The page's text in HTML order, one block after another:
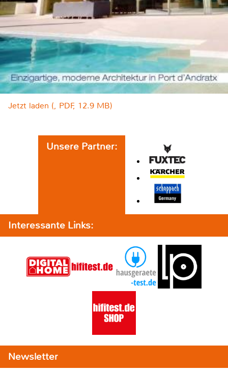
Jetzt laden (, PDF, 12.9 MB)
Unsere Partner:
Interessante Links:
Newsletter